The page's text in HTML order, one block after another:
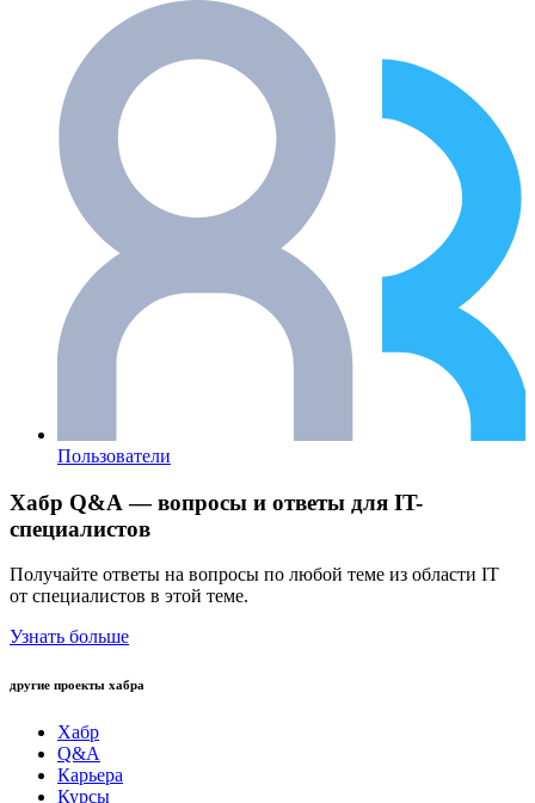
Пользователи
Хабр Q&A — вопросы и ответы для IT-
специалистов
Получайте ответы на вопросы по любой теме из области IT
от специалистов в этой теме.
Узнать больше
другие проекты хабра
Хабр
Q&A
Карьера
Курсы